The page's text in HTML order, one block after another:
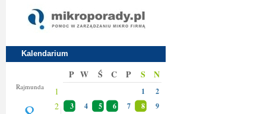
Kalendarium
Rajmunda
P W Ś C P S N
1 1 2
2 3 4 5 6 7 8 9